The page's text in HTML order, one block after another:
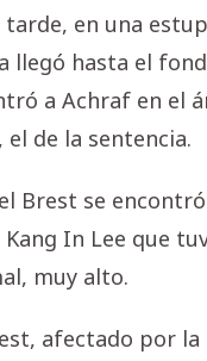
en una
llegó hasta el
a Achraf en el
de la sentencia.
Brest se
In Lee que
muy alto.
afectado por